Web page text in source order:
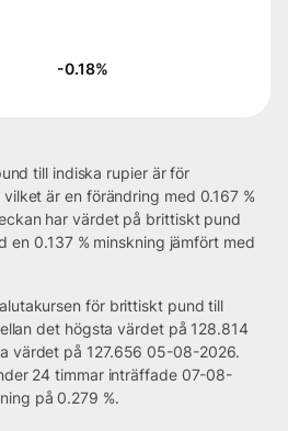
-0.18%
till indiska rupier är för
är en förändring med 0.167 %
har värdet på brittiskt pund
en 0.137 % minskning jämfört med
för brittiskt pund till
det högsta värdet på 128.814
värdet på 127.656 05-08-2026.
24 timmar inträffade 07-08-
på 0.279 %.